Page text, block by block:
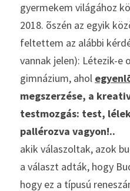
gyermekem világához
2018. õszén az egyik
feltettem az alábbi
vannak jelen): Létezik-e
gimnázium, ahol
megszerzése, a
testmozgás: test,
pallérozva vagyon!..
akik válaszoltak, azok
a választ adták, hogy
hogy ez a típusú